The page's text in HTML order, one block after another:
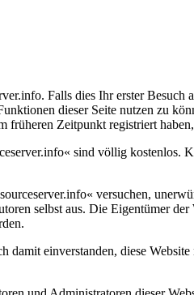
Falls dies Ihr erster Besuch
dieser Seite nutzen zu
früheren Zeitpunkt registriert
sind völlig
versuchen,
selbst aus. Die Eigentümer
damit einverstanden, diese